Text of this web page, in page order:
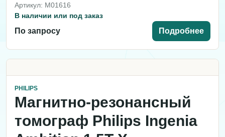
Артикул: M01616
В наличии или под заказ
По запросу Подробнее
PHILIPS
Магнитно-резонансный
томограф Philips Ingenia